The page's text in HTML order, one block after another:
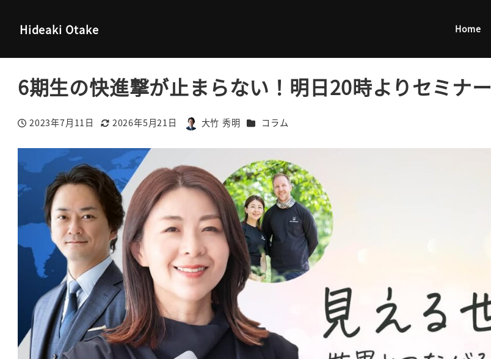
Hideaki Otake Home
6期生の快進撃が止まらない！明日20時よりセミナー
投稿日
2023年7月11日
更新日
2026年5月21日
著
大竹 秀明 カテゴリー
コラム